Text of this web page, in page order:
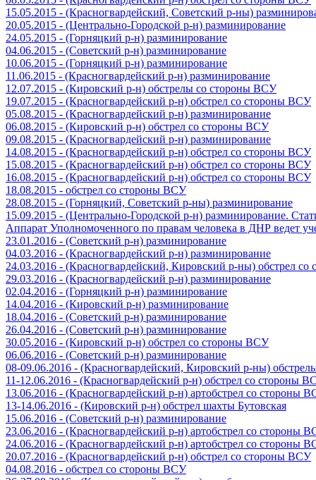
15.05.2015 - (Красногвардейский, Советский р-ны)
20.05.2015 - (Центрально-Городской р-н) разминирование
24.05.2015 - (Горняцкий р-н) разминирование
04.06.2015 - (Советский р-н) разминирование
10.06.2015 - (Горняцкий р-н) разминирование
11.06.2015 - (Красногвардейский р-н) разминирование
12.07.2015 - (Кировский р-н) обстрелы со стороны ВСУ
19.07.2015 - (Красногвардейский р-н) обстрел со стороны ВСУ
05.08.2015 - (Красногвардейский р-н) разминирование
06.08.2015 - (Кировский р-н) обстрел со стороны ВСУ
09.08.2015 - (Красногвардейский р-н) разминирование
14.08.2015 - (Красногвардейский р-н) обстрел со стороны ВСУ
15.08.2015 - (Красногвардейский р-н) обстрел со стороны ВСУ
16.08.2015 - (Красногвардейский р-н) обстрел со стороны ВСУ
18.08.2015 - обстрел со стороны ВСУ
28.08.2015 - (Горняцкий, Советский р-ны) разминирование
15.09.2015 - (Центрально-Городской р-н) разминирование.
Аппарат Уполномоченного по правам человека в ДНР ведет
23.01.2016 - (Советский р-н) разминирование
04.03.2016 - (Красногвардейский р-н) разминирование
24.03.2016 - (Красногвардейский, Кировский р-ны) обстрел
29.03.2016 - (Красногвардейский р-н) разминирование
02.04.2016 - (Горняцкий р-н) разминирование
14.04.2016 - (Кировский р-н) разминирование
18.04.2016 - (Советский р-н) разминирование
26.04.2016 - (Советский р-н) разминирование
30.05.2016 - (Кировский р-н) обстрел со стороны ВСУ
06.06.2016 - (Советский р-н) разминирование
08-09.06.2016 - (Красногвардейский, Кировский р-ны)
11-12.06.2016 - (Красногвардейский р-н) обстрел со стороны
13.06.2016 - (Красногвардейский р-н) артобстрел со стороны
13-14.06.2016 - (Кировский р-н) обстрел шахты Бутовская
15.06.2016 - (Советский р-н) разминирование
23.06.2016 - (Красногвардейский р-н) артобстрел со стороны
24.06.2016 - (Красногвардейский р-н) артобстрел со стороны
20.07.2016 - (Красногвардейский р-н) обстрел со стороны ВСУ
04.08.2016 - обстрел со стороны ВСУ